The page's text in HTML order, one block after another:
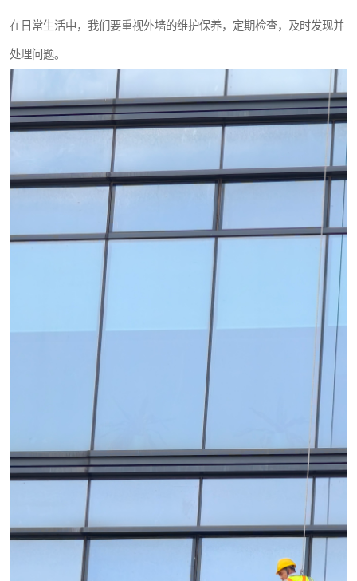
在日常生活中，我们要重视外墙的维护保养，定期检查，及时发现并
处理问题。